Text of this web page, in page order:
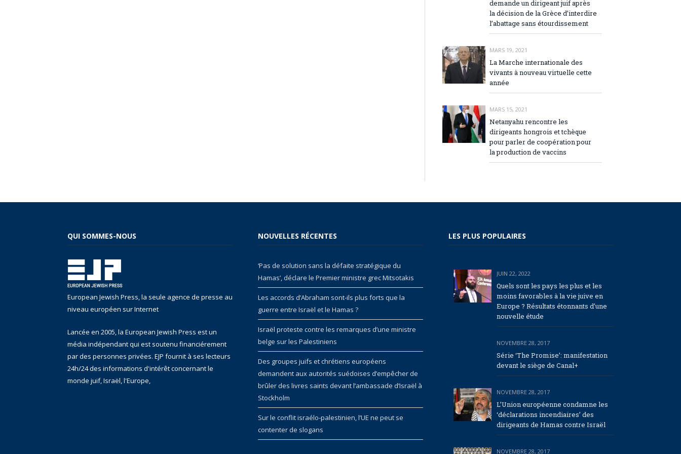
demande un dirigeant juif après
la décision de la Grèce d’interdire
l’abattage sans étourdissement
MARS 19, 2021
La Marche internationale des
vivants à nouveau virtuelle cette
année
MARS 15, 2021
Netanyahu rencontre les
dirigeants hongrois et tchèque
pour parler de coopération pour
la production de vaccins
QUI SOMMES-NOUS
European Jewish Press, la seule agence de presse au
niveau européen sur Internet
Lancée en 2005, la European Jewish Press est un
média indépendant qui est soutenu financiérement
par des personnes privées. EJP fournit à ses lecteurs
24h/24 des informations d'intérêt concernant le
monde juif, Israël, l'Europe,
NOUVELLES RÉCENTES
‘Pas de solution sans la défaite stratégique du
Hamas’, déclare le Premier ministre grec Mitsotakis
Les accords d’Abraham sont-ils plus forts que la
guerre entre Israël et le Hamas ?
Israël proteste contre les remarques d’une ministre
belge sur les Palestiniens
Des groupes juifs et chrétiens européens
demandent aux autorités suédoises d’empêcher de
brûler des livres saints devant l’ambassade d’Israël à
Stockholm
Sur le conflit israélo-palestinien, l’UE ne peut se
contenter de slogans
LES PLUS POPULAIRES
JUIN 22, 2022
Quels sont les pays les plus et les
moins favorables à la vie juive en
Europe ? Résultats étonnants d’une
nouvelle étude
NOVEMBRE 28, 2017
Série ‘The Promise’: manifestation
devant le siège de Canal+
NOVEMBRE 28, 2017
L’Union européenne condamne les
‘déclarations incendiaires’ des
dirigeants de Hamas contre Israël
NOVEMBRE 28, 2017